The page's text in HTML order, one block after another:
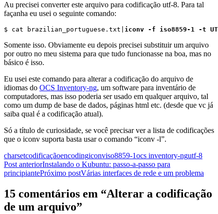
Au precisei converter este arquivo para codificação utf-8. Para tal
façanha eu usei o seguinte comando:
$ cat brazilian_portuguese.txt| iconv -f iso8859-1 -t
Somente isso. Obviamente eu depois precisei substituir um arquivo
por outro no meu sistema para que tudo funcionasse na boa, mas no
básico é isso.
Eu usei este comando para alterar a codificação do arquivo de
idiomas do OCS Inventory-ng, um software para inventário de
computadores, mas isso poderia ser usado em qualquer arquivo, tal
como um dump de base de dados, páginas html etc. (desde que vc já
saiba qual é a codificação atual).
Só a título de curiosidade, se você precisar ver a lista de codificações
que o iconv suporta basta usar o comando “iconv -l”.
charsetcodificaçãoencodingiconviso8859-1ocs inventory-ngutf-8
Navegação
de
posts
Post anteriorInstalando o Kubuntu: passo-a-passo para
principiantePróximo postVárias interfaces de rede e um problema
15 comentários em “Alterar a codificação
de um arquivo”